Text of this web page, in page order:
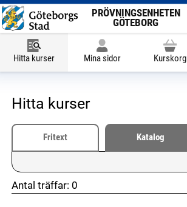
PRÖVNINGSENHETEN
GÖTEBORG
Hitta kurser Mina sidor Kurskorg
Hitta kurser
Fritext Katalog
Antal träffar: 0